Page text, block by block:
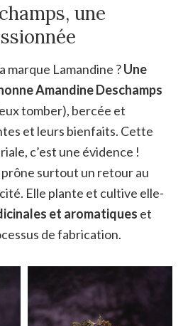
une
marque Lamandine ?Une
Amandine Deschamps
tomber), bercée et
et leurs bienfaits. Cette
c’est une évidence !
surtout un retour au
Elle plante et cultive elle-
et aromatiques et
de fabrication.